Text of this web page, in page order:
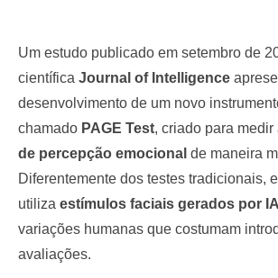
Um estudo publicado em setembro de
científica Journal of Intelligence
desenvolvimento de um novo
chamado PAGE Test, criado para medir
de percepção emocional de maneira
Diferentemente dos testes tradicionais,
utiliza estímulos faciais gerados por IA
variações humanas que costumam
avaliações.